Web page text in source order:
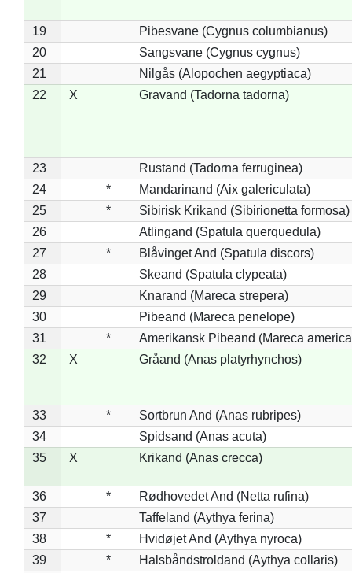
19
Pibesvane (Cygnus columbianus)
20
Sangsvane (Cygnus cygnus)
21
Nilgås (Alopochen aegyptiaca)
22
X Gravand (Tadorna tadorna)
23
Rustand (Tadorna ferruginea)
24
*
Mandarinand (Aix galericulata)
25
*
Sibirisk Krikand (Sibirionetta formosa)
26
Atlingand (Spatula querquedula)
27
*
Blåvinget And (Spatula discors)
28
Skeand (Spatula clypeata)
29
Knarand (Mareca strepera)
30
Pibeand (Mareca penelope)
31
*
Amerikansk Pibeand (Mareca
32
X Gråand (Anas platyrhynchos)
33 *
Sortbrun And (Anas rubripes)
34
Spidsand (Anas acuta)
35
X Krikand (Anas crecca)
36 *
Rødhovedet And (Netta rufina)
37
Taffeland (Aythya ferina)
38
*
Hvidøjet And (Aythya nyroca)
39
*
Halsbåndstroldand (Aythya collaris)